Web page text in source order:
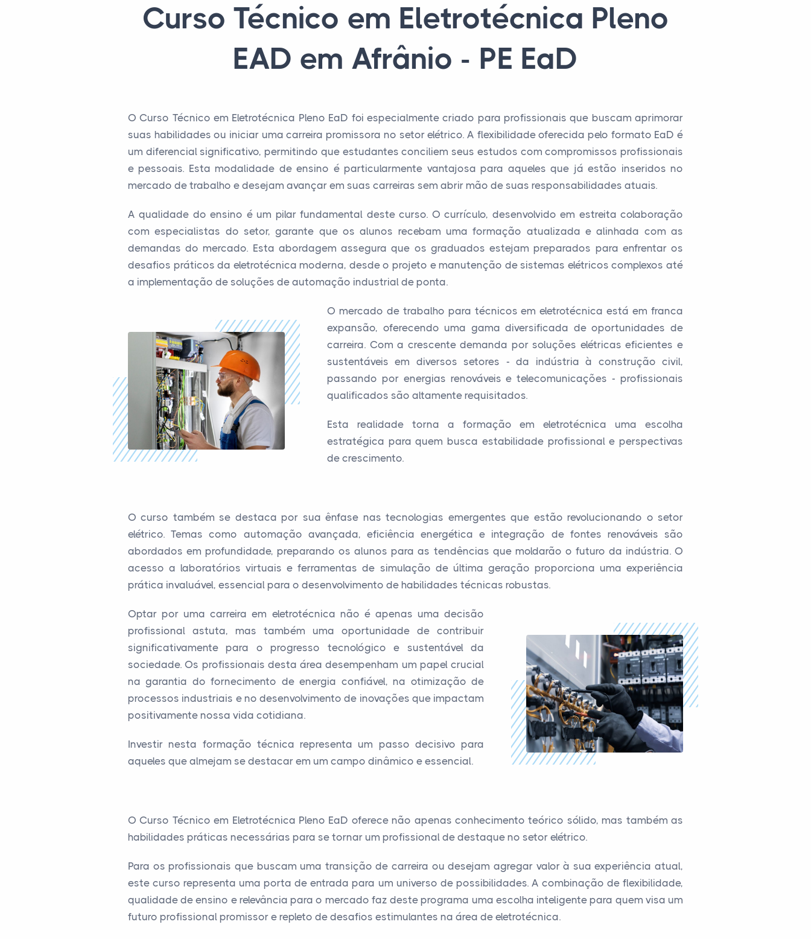
Curso Técnico em Eletrotécnica Pleno
EAD em Afrânio - PE EaD
O Curso Técnico em Eletrotécnica Pleno EaD foi especialmente criado para profissionais que buscam aprimorar
suas habilidades ou iniciar uma carreira promissora no setor elétrico. A flexibilidade oferecida pelo formato EaD é
um diferencial significativo, permitindo que estudantes conciliem seus estudos com compromissos profissionais
e pessoais. Esta modalidade de ensino é particularmente vantajosa para aqueles que já estão inseridos no
mercado de trabalho e desejam avançar em suas carreiras sem abrir mão de suas responsabilidades atuais.
A qualidade do ensino é um pilar fundamental deste curso. O currículo, desenvolvido em estreita colaboração
com especialistas do setor, garante que os alunos recebam uma formação atualizada e alinhada com as
demandas do mercado. Esta abordagem assegura que os graduados estejam preparados para enfrentar os
desafios práticos da eletrotécnica moderna, desde o projeto e manutenção de sistemas elétricos complexos até
a implementação de soluções de automação industrial de ponta.
O mercado de trabalho para técnicos em eletrotécnica está em franca
expansão, oferecendo uma gama diversificada de oportunidades de
carreira. Com a crescente demanda por soluções elétricas eficientes e
sustentáveis em diversos setores - da indústria à construção civil,
passando por energias renováveis e telecomunicações - profissionais
qualificados são altamente requisitados.
Esta realidade torna a formação em eletrotécnica uma escolha
estratégica para quem busca estabilidade profissional e perspectivas
de crescimento.
O curso também se destaca por sua ênfase nas tecnologias emergentes que estão revolucionando o setor
elétrico. Temas como automação avançada, eficiência energética e integração de fontes renováveis são
abordados em profundidade, preparando os alunos para as tendências que moldarão o futuro da indústria. O
acesso a laboratórios virtuais e ferramentas de simulação de última geração proporciona uma experiência
prática invaluável, essencial para o desenvolvimento de habilidades técnicas robustas.
Optar por uma carreira em eletrotécnica não é apenas uma decisão
profissional astuta, mas também uma oportunidade de contribuir
significativamente para o progresso tecnológico e sustentável da
sociedade. Os profissionais desta área desempenham um papel crucial
na garantia do fornecimento de energia confiável, na otimização de
processos industriais e no desenvolvimento de inovações que impactam
positivamente nossa vida cotidiana.
Investir nesta formação técnica representa um passo decisivo para
aqueles que almejam se destacar em um campo dinâmico e essencial.
O Curso Técnico em Eletrotécnica Pleno EaD oferece não apenas conhecimento teórico sólido, mas também as
habilidades práticas necessárias para se tornar um profissional de destaque no setor elétrico.
Para os profissionais que buscam uma transição de carreira ou desejam agregar valor à sua experiência atual,
este curso representa uma porta de entrada para um universo de possibilidades. A combinação de flexibilidade,
qualidade de ensino e relevância para o mercado faz deste programa uma escolha inteligente para quem visa um
futuro profissional promissor e repleto de desafios estimulantes na área de eletrotécnica.